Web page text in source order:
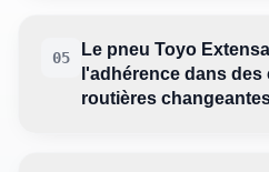
05
Le pneu Toyo
l'adhérence dans
routières